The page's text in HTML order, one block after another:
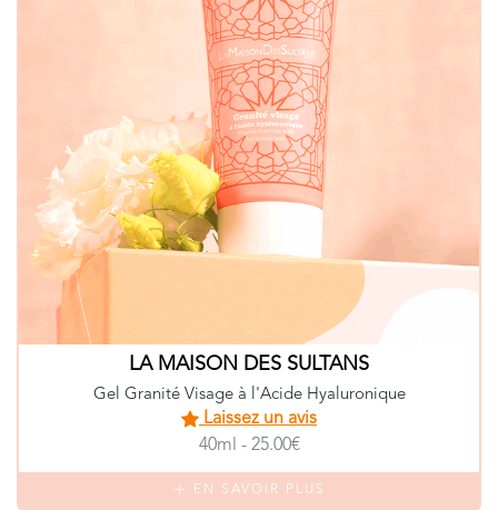
LA MAISON DES SULTANS
Gel Granité Visage à l'Acide Hyaluronique
Laissez un avis
40ml - 25.00€
EN SAVOIR PLUS